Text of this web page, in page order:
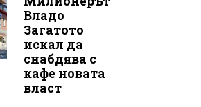
Владо
Загатото
искал да
снабдява с
кафе новата
власт